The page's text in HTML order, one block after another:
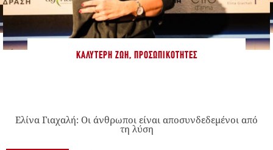
ΚΑΛΎΤΕΡΗ ΖΩΉ, ΠΡΟΣΩΠΙΚΌΤΗΤΕΣ
Ελίνα Γιαχαλή: Οι άνθρωποι είναι αποσυνδεδεμένοι από
τη λύση